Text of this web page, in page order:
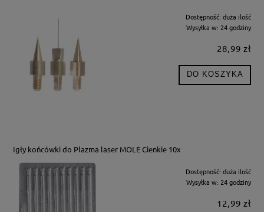
Dostępność: duża ilość
Wysyłka w: 24 godziny
28,99 zł
DO KOSZYKA
Igły końcówki do Plazma laser MOLE Cienkie 10x
Dostępność: duża ilość
Wysyłka w: 24 godziny
12,99 zł